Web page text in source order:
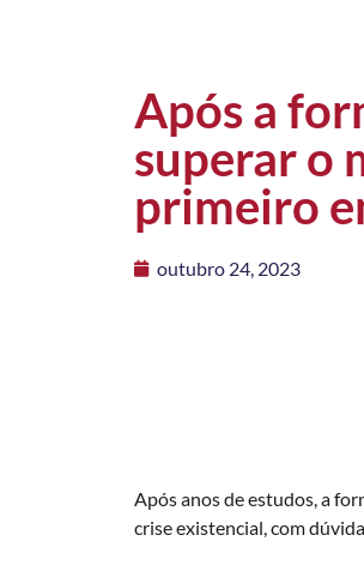
Após a
superar o
primeiro
outubro 24, 2023
Após anos de estudos, a
crise existencial, com